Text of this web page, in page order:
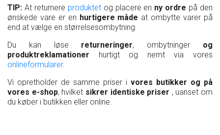
TIP: At returnere produktetog placere en ny ordre på den
ønskede vare er en hurtigere måde at ombytte varer på
end at vælge en størrelsesombytning.
Du kan løse returneringer, ombytninger og
produktreklamationer hurtigt og nemt via vores
onlineformularer.
Vi opretholder de samme priser i vores butikker og på
vores e-shop, hvilket sikrer identiske priser , uanset om
du køber i butikken eller online.